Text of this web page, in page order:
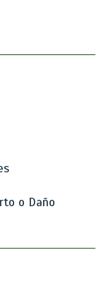
o Daño